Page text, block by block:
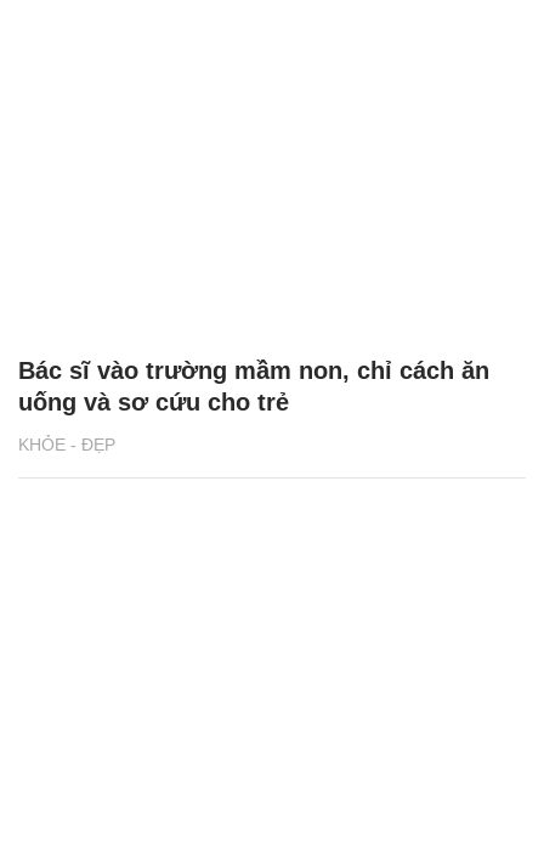
KHỎE - ĐẸP
Bác sĩ vào trường mầm non, chỉ cách ăn
uống và sơ cứu cho trẻ